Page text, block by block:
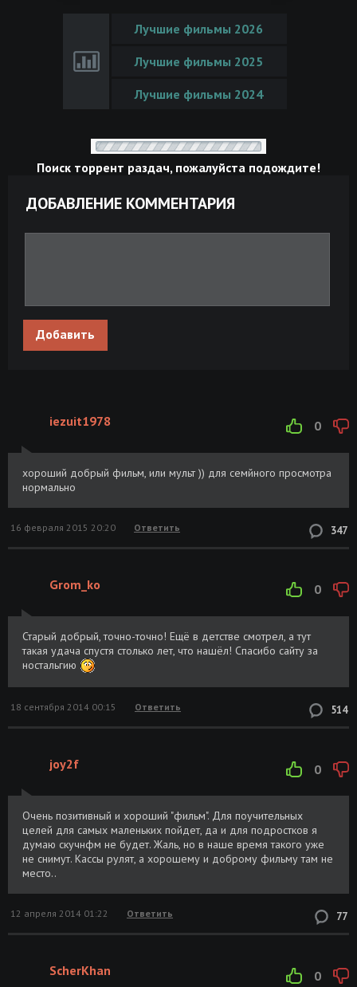
Лучшие фильмы 2026
Лучшие фильмы 2025
Лучшие фильмы 2024
Поиск торрент раздач, пожалуйста подождите!
ДОБАВЛЕНИЕ КОММЕНТАРИЯ
Добавить
0
iezuit1978
хороший добрый фильм, или мульт )) для семйного просмотра
нормально
347
16 февраля 2015 20:20 Ответить
0
Grom_ko
Старый добрый, точно-точно! Ещё в детстве смотрел, а тут
такая удача спустя столько лет, что нашёл! Спасибо сайту за
ностальгию
514
18 сентября 2014 00:15 Ответить
0
joy2f
Очень позитивный и хороший "фильм". Для поучительных
целей для самых маленьких пойдет, да и для подростков я
думаю скучнфм не будет. Жаль, но в наше время такого уже
не снимут. Кассы рулят, а хорошему и доброму фильму там не
место..
77
12 апреля 2014 01:22 Ответить
0
ScherKhan